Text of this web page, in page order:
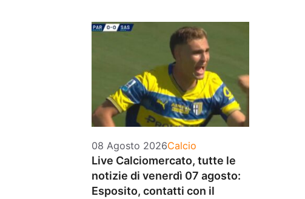
08 Agosto 2026Categorie
Calcio
Live Calciomercato, tutte le
notizie di venerdì 07 agosto:
Esposito, contatti con il